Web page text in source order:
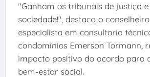
"Ganham os tribunais de justiça
sociedade!", destaca o conselheiro
especialista em consultoria
condomínios Emerson Tormann,
impacto positivo do acordo para
bem-estar social.